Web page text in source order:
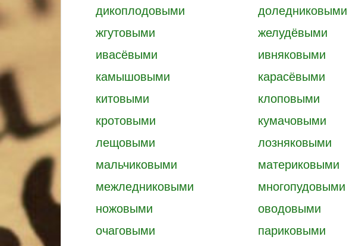
дикоплодовыми
доледниковыми
жгутовыми
желудёвыми
ивасёвыми
ивняковыми
камышовыми
карасёвыми
китовыми
клоповыми
кротовыми
кумачовыми
лещовыми
лозняковыми
мальчиковыми
материковыми
межледниковыми
многопудовыми
ножовыми
оводовыми
очаговыми
париковыми